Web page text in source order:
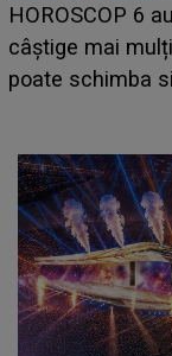
LINE-UP
care deschid
așteptate